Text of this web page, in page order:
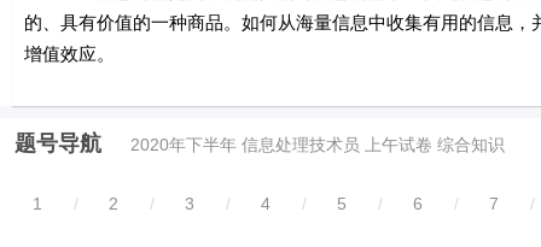
的、具有价值的一种商品。如何从海量信息中收集有用的信息
增值效应。
题号导航 2020年下半年 信息处理技术员 上午试卷 综合知识
1 / 2 / 3 / 4 / 5 / 6 / 7 /